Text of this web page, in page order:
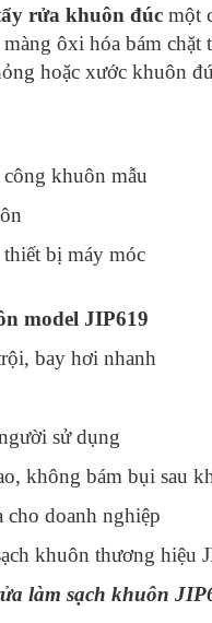
rửa khuôn đúc một
ôxi hóa bám
hoặc xước khuôn
khuôn mẫu
thiết bị máy móc
model JIP619
bay hơi nhanh
sử dụng
không bám bụi sau
doanh nghiệp
làm sạch khuôn